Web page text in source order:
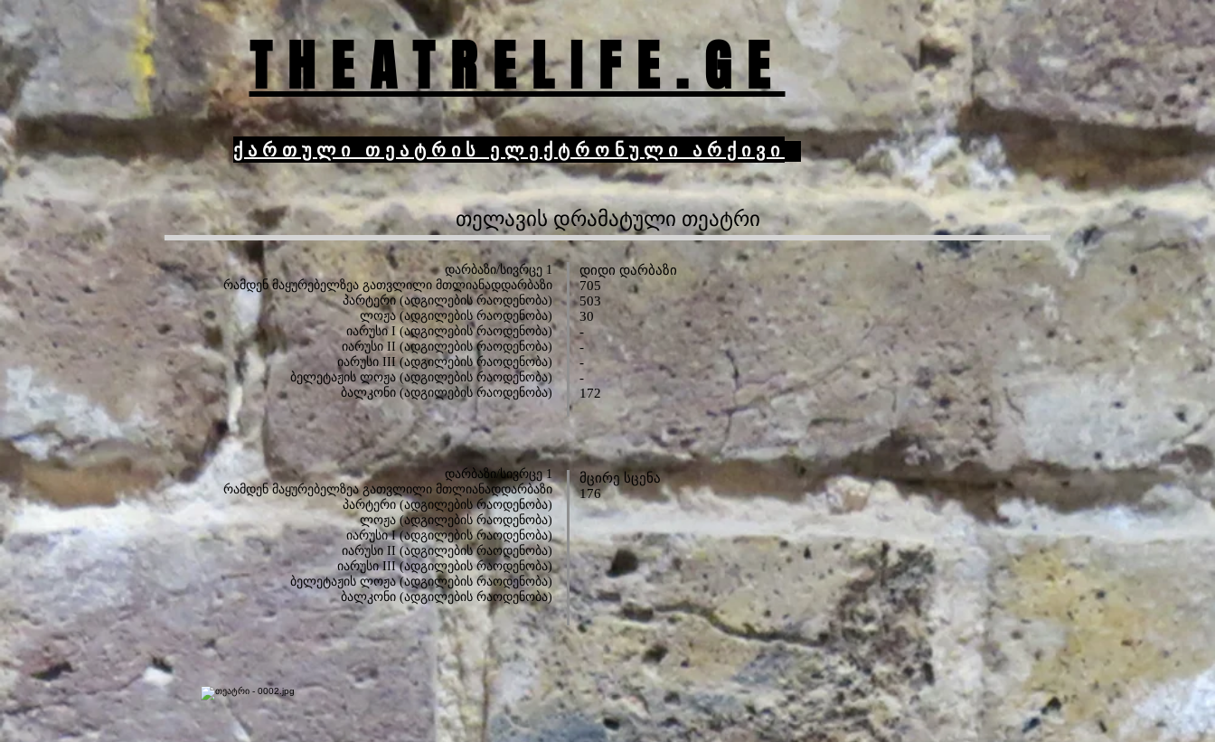
THEATRELIFE.GE
ქართული თეატრის ელექტრონული არქივი
თელავის დრამატული თეატრი
დარბაზი/სივრცე 1
რამდენ მაყურებელზეა გათვლილი მთლიანადდარბაზი
პარტერი (ადგილების რაოდენობა)
ლოჟა (ადგილების რაოდენობა)
იარუსი I (ადგილების რაოდენობა)
იარუსი II (ადგილების რაოდენობა)
იარუსი III (ადგილების რაოდენობა)
ბელეტაჟის ლოჟა (ადგილების რაოდენობა)
ბალკონი (ადგილების რაოდენობა)
დიდი დარბაზი
705
503
30
-
-
-
-
172
დარბაზი/სივრცე 1
რამდენ მაყურებელზეა გათვლილი მთლიანადდარბაზი
პარტერი (ადგილების რაოდენობა)
ლოჟა (ადგილების რაოდენობა)
იარუსი I (ადგილების რაოდენობა)
იარუსი II (ადგილების რაოდენობა)
იარუსი III (ადგილების რაოდენობა)
ბელეტაჟის ლოჟა (ადგილების რაოდენობა)
ბალკონი (ადგილების რაოდენობა)
მცირე სცენა
176